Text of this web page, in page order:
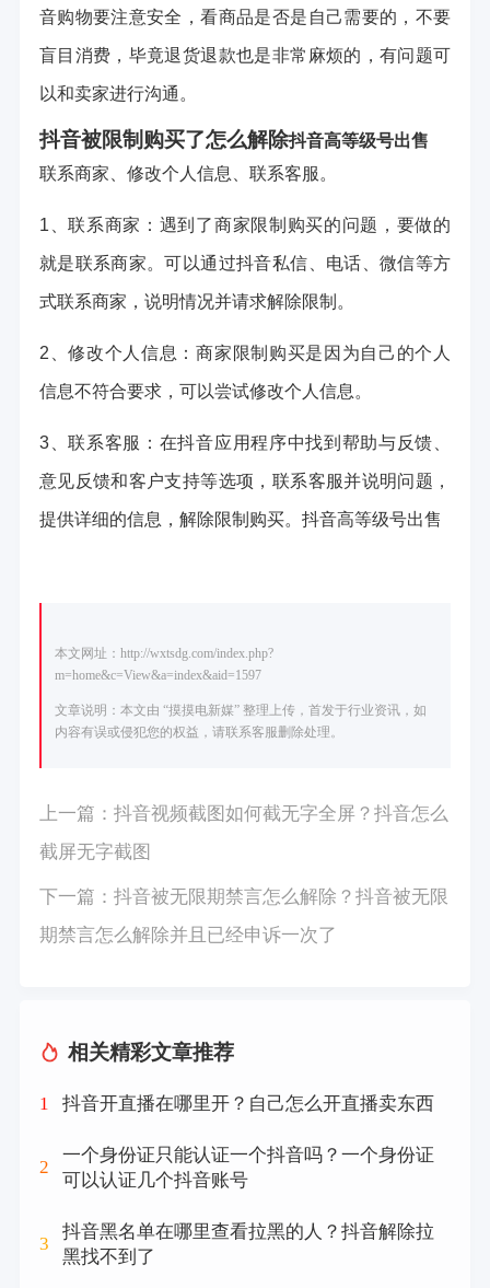
音购物要注意安全，看商品是否是自己需要的，不要
盲目消费，毕竟退货退款也是非常麻烦的，有问题可
以和卖家进行沟通。
抖音被限制购买了怎么解除抖音高等级号出售
联系商家、修改个人信息、联系客服。
1、联系商家：遇到了商家限制购买的问题，要做的
就是联系商家。可以通过抖音私信、电话、微信等方
式联系商家，说明情况并请求解除限制。
2、修改个人信息：商家限制购买是因为自己的个人
信息不符合要求，可以尝试修改个人信息。
3、联系客服：在抖音应用程序中找到帮助与反馈、
意见反馈和客户支持等选项，联系客服并说明问题，
提供详细的信息，解除限制购买。 抖音高等级号出售
本文网址：http://wxtsdg.com/index.php?
m=home&c=View&a=index&aid=1597
文章说明：本文由 “摸摸电新媒” 整理上传，首发于行业资讯，如
内容有误或侵犯您的权益，请联系客服删除处理。
上一篇： 抖音视频截图如何截无字全屏？抖音怎么
截屏无字截图
下一篇： 抖音被无限期禁言怎么解除？抖音被无限
期禁言怎么解除并且已经申诉一次了
相关精彩文章推荐
1 抖音开直播在哪里开？自己怎么开直播卖东西
2
一个身份证只能认证一个抖音吗？一个身份证
可以认证几个抖音账号
3
抖音黑名单在哪里查看拉黑的人？抖音解除拉
黑找不到了